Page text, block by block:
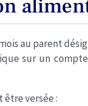
au parent
sur un
versée :